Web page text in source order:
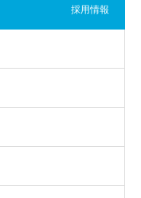
採用情報